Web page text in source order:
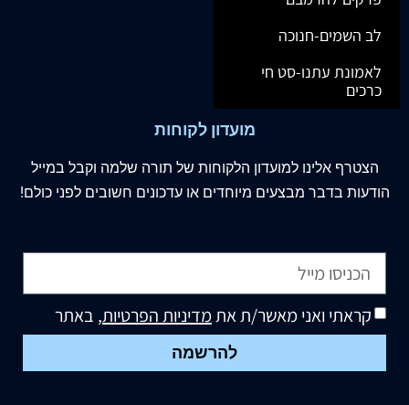
לב השמים-חנוכה
לאמונת עתנו-סט חי
כרכים
מועדון לקוחות
הצטרף אלינו למועדון הלקוחות של תורה שלמה וקבל במייל
הודעות בדבר מבצעים מיוחדים או עדכונים חשובים לפני כולם!
קראתי ואני מאשר/ת אתמדיניות הפרטיות, באתר
להרשמה